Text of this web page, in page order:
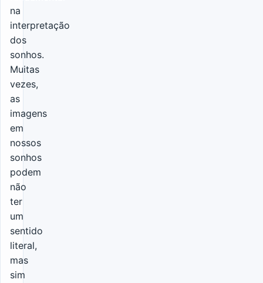
na
interpretação
dos
sonhos.
Muitas
vezes,
as
imagens
em
nossos
sonhos
podem
não
ter
um
sentido
literal,
mas
sim